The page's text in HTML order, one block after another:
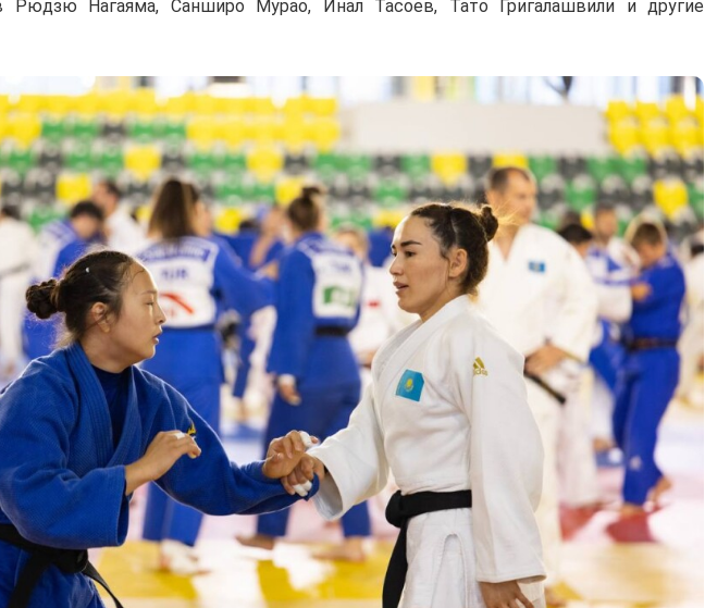
Рюдзю Нагаяма, Санширо Мурао, Инал Тасоев, Тато Григалашвили и другие